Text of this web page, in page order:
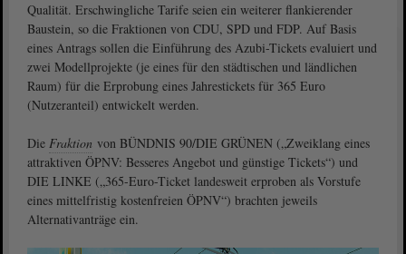
Qualität. Erschwingliche Tarife seien ein weiterer flankierender
Baustein, so die Fraktionen von CDU, SPD und FDP. Auf Basis
eines Antrags sollen die Einführung des Azubi-Tickets evaluiert und
zwei Modellprojekte (je eines für den städtischen und ländlichen
Raum) für die Erprobung eines Jahrestickets für 365 Euro
(Nutzeranteil) entwickelt werden.
Die Fraktion von BÜNDNIS 90/DIE GRÜNEN („Zweiklang eines
attraktiven ÖPNV: Besseres Angebot und günstige Tickets“) und
DIE LINKE („365-Euro-Ticket landesweit erproben als Vorstufe
eines mittelfristig kostenfreien ÖPNV“) brachten jeweils
Alternativanträge ein.